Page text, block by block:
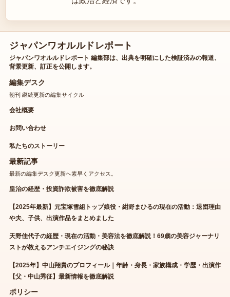
ジャパンワオルルドレポート
ジャパンワオルルドレポート 編集部は、出典を明確にした検証済みの報道、
背景更新、訂正を公開します。
編集デスク
朝刊 継続更新の編集サイクル
会社概要
お問い合わせ
私たちのストーリー
最新記事
最新の編集デスク更新へ素早くアクセス。
皇治の経歴・投資詐欺被害を徹底解説
【2025年最新】元宝塚雪組トップ娘役・紺野まひるの現在の活動：退団理由
や夫、子供、出演作品をまとめました
天野佳代子の経歴・現在の活動・美容法を徹底解説！69歳の美容ジャーナリ
ストが教えるアンチエイジングの秘訣
【2025年】中山翔貴のプロフィール｜年齢・身長・家族構成・学歴・出演作
【父・中山秀征】最新情報を徹底解説
ポリシー